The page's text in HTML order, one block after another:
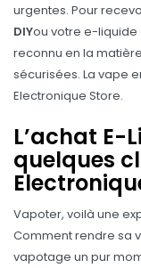
urgentes. Pour
DIYou votre e-liquide
reconnu en la
sécurisées. La vape
Electronique Store.
L’achat E-
quelques
Vapoter, voilà une
Comment rendre sa
vapotage un pur